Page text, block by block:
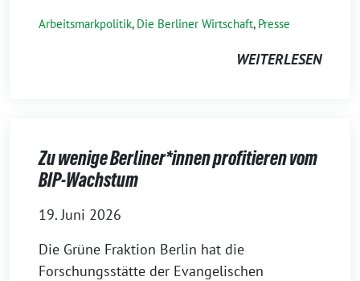
Arbeitsmarkpolitik, Die Berliner Wirtschaft, Presse
WEITERLESEN
Zu wenige Berliner*innen profitieren vom
BIP-Wachstum
19. Juni 2026
Die Grüne Fraktion Berlin hat die
Forschungsstätte der Evangelischen